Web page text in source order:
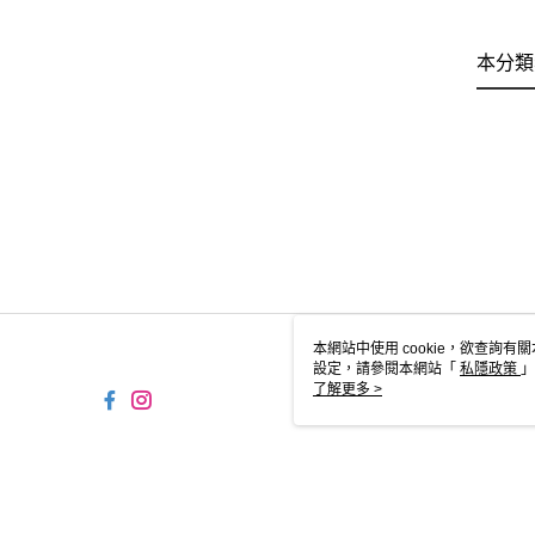
本分
本網站中使用 cookie，欲查詢有
設定，請參閱本網站「 私隱政策
用 cookie。
了解更多 >